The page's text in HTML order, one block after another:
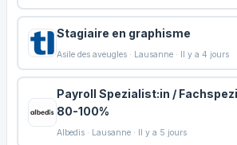
Stagiaire en graphisme
Asile des aveugles · Lausanne · Il y a 4 jours
Payroll Spezialist:in /
80-100%
Albedis · Lausanne · Il y a 5 jours